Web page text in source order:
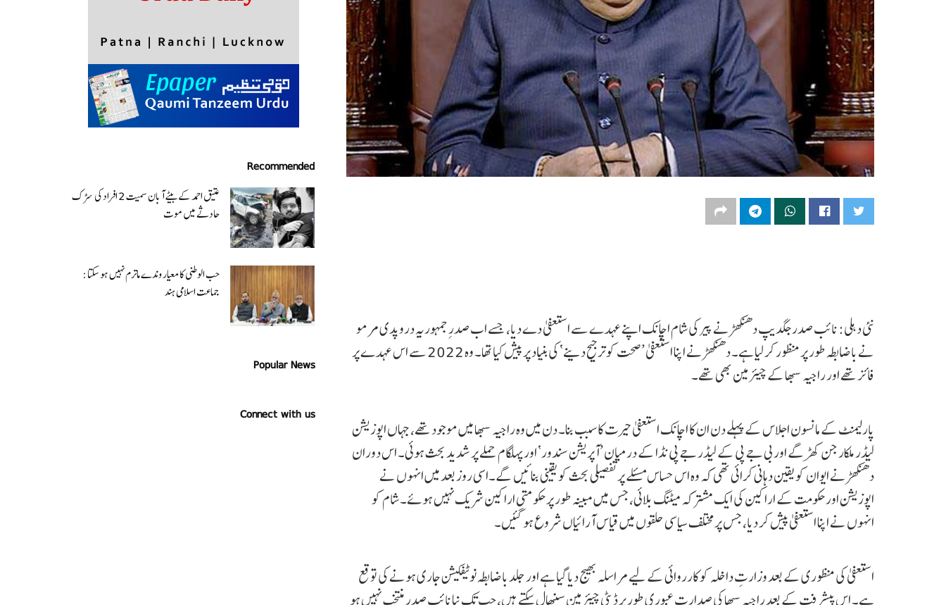
نئی دہلی: نائب صدر جگدیپ دھنکھڑ نے پیر کی شام اچانک اپنے عہدے سے استعفیٰ دے دیا، جسے اب صدرِ جمہوریہ دروپدی مرمو
نے باضابطہ طور پر منظور کر لیا ہے۔ دھنکھڑ نے اپنا استعفیٰ ’صحت کو ترجیح دینے‘ کی بنیاد پر پیش کیا تھا۔ وہ 2022 سے اس عہدے پر
فائز تھے اور راجیہ سبھا کے چیئرمین بھی تھے۔
پارلیمنٹ کے مانسون اجلاس کے پہلے دن ان کا اچانک استعفیٰ حیرت کا سبب بنا۔ دن میں وہ راجیہ سبھا میں موجود تھے، جہاں اپوزیشن
لیڈر ملکارجن کھڑگے اور بی جے پی کے لیڈر جے پی نڈا کے درمیان ’آپریشن سندور‘ اور پہلگام حملے پر شدید بحث ہوئی۔ اس دوران
دھنکھڑ نے ایوان کو یقین دہانی کرائی تھی کہ وہ اس حساس مسئلے پر تفصیلی بحث کو یقینی بنائیں گے۔اسی روز بعد میں انہوں نے
اپوزیشن اور حکومت کے اراکین کی ایک مشترکہ میٹنگ بلائی، جس میں مبینہ طور پر حکومتی اراکین شریک نہیں ہوئے۔ شام کو
انہوں نے اپنا استعفیٰ پیش کر دیا، جس پر مختلف سیاسی حلقوں میں قیاس آرائیاں شروع ہو گئیں۔
استعفیٰ کی منظوری کے بعد وزارتِ داخلہ کو کارروائی کے لیے مراسلہ بھیج دیا گیا ہے اور جلد باضابطہ نوٹیفکیشن جاری ہونے کی توقع
ہے۔ اس پیشرفت کے بعد راجیہ سبھا کی صدارت عبوری طور پر ڈپٹی چیئرمین سنبھال سکتے ہیں، جب تک نیا نائب صدر منتخب نہیں ہو
Recommended
عتیق احمد کے بیٹے آبان سمیت 2 افراد کی سڑک
حادثے میں موت
حب الوطنی کا معیار وندے ماترم نہیں ہو سکتا :
جماعت اسلامی ہند
Popular News
Connect with us